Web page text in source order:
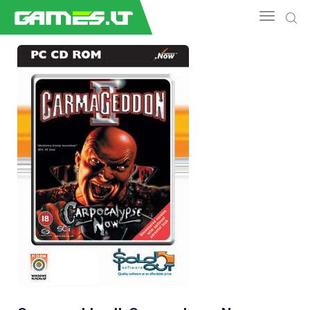
NAUJIENOS
GAMEDEV
ESPORTAS
GELEŽIS
VIDEO
APŽVALGOS
ŽAIDIMAI